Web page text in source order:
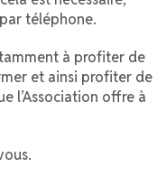
téléphone.
à profiter de
et ainsi profiter de
l’Association offre à